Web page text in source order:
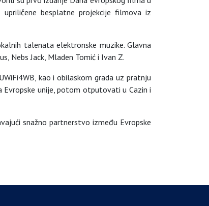
upriličene besplatne projekcije filmova iz
talenata elektronske muzike. Glavna
Nebs Jack, Mladen Tomić i Ivan Z.
kao i obilaskom grada uz pratnju
Evropske unije, potom otputovati u Cazin i
snažno partnerstvo između Evropske